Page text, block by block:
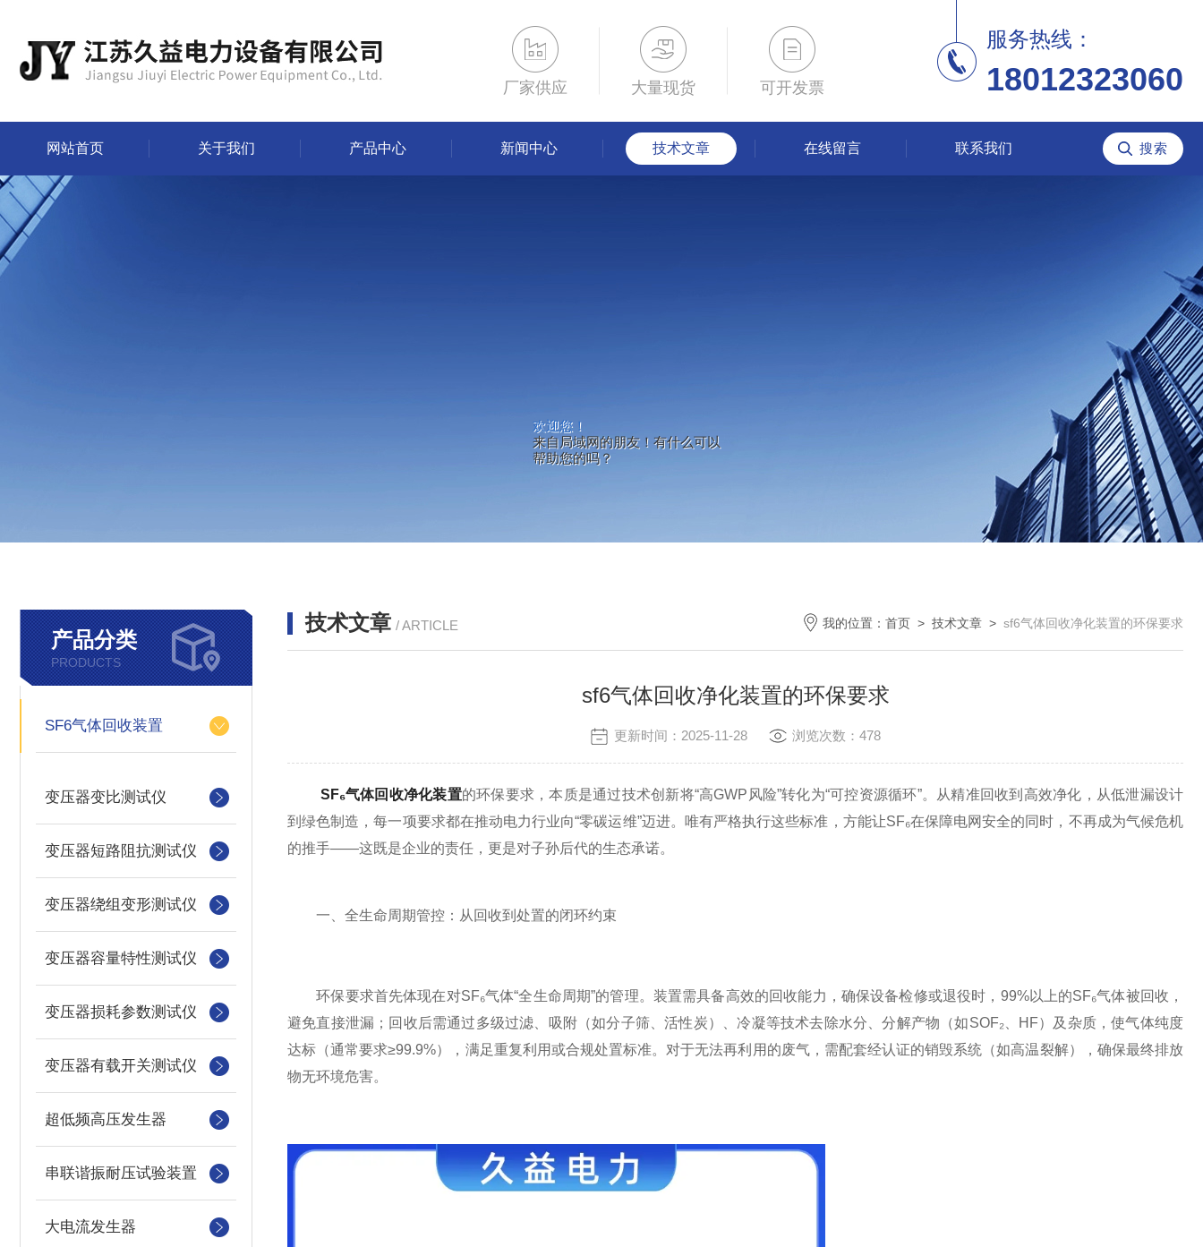
欢迎您！
来自局域网的朋友！有什么可以
帮助您的吗？
厂家供应 大量现货 可开发票
服务热线：
18012323060
网站首页 关于我们 产品中心 新闻中心 技术文章 在线留言 联系我们
产品分类
PRODUCTS
SF6气体回收装置
变压器变比测试仪
变压器短路阻抗测试仪
变压器绕组变形测试仪
变压器容量特性测试仪
变压器损耗参数测试仪
变压器有载开关测试仪
超低频高压发生器
串联谐振耐压试验装置
大电流发生器
技术文章 / ARTICLE 我的位置： 首页 > 技术文章 > sf6气体回收净化装置的环保要求
sf6气体回收净化装置的环保要求
更新时间：2025-11-28 浏览次数：478
SF₆气体回收净化装置的环保要求，本质是通过技术创新将“高GWP风险”转化为“可控资源循环”。从精准回收到高效净化，从低泄漏设计
到绿色制造，每一项要求都在推动电力行业向“零碳运维”迈进。唯有严格执行这些标准，方能让SF₆在保障电网安全的同时，不再成为气候危机
的推手——这既是企业的责任，更是对子孙后代的生态承诺。
一、全生命周期管控：从回收到处置的闭环约束
环保要求首先体现在对SF₆气体“全生命周期”的管理。装置需具备高效的回收能力，确保设备检修或退役时，99%以上的SF₆气体被回收，
避免直接泄漏；回收后需通过多级过滤、吸附（如分子筛、活性炭）、冷凝等技术去除水分、分解产物（如SOF₂、HF）及杂质，使气体纯度
达标（通常要求≥99.9%），满足重复利用或合规处置标准。对于无法再利用的废气，需配套经认证的销毁系统（如高温裂解），确保最终排放
物无环境危害。